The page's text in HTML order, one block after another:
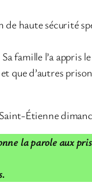
haute sécurité
famille l’a appris
d’autres
Étienne
la parole aux